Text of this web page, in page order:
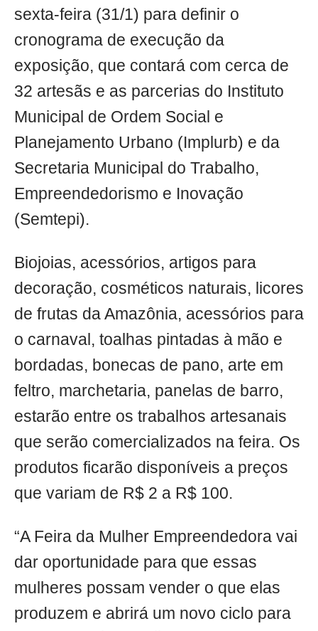
sexta-feira (31/1) para definir o
cronograma de execução da
exposição, que contará com cerca de
32 artesãs e as parcerias do Instituto
Municipal de Ordem Social e
Planejamento Urbano (Implurb) e da
Secretaria Municipal do Trabalho,
Empreendedorismo e Inovação
(Semtepi).
Biojoias, acessórios, artigos para
decoração, cosméticos naturais, licores
de frutas da Amazônia, acessórios para
o carnaval, toalhas pintadas à mão e
bordadas, bonecas de pano, arte em
feltro, marchetaria, panelas de barro,
estarão entre os trabalhos artesanais
que serão comercializados na feira. Os
produtos ficarão disponíveis a preços
que variam de R$ 2 a R$ 100.
“A Feira da Mulher Empreendedora vai
dar oportunidade para que essas
mulheres possam vender o que elas
produzem e abrirá um novo ciclo para